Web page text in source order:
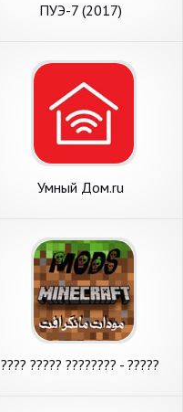
ПУЭ-7 (2017)
Умный Дом.ru
???? ????? ???????? - ?????